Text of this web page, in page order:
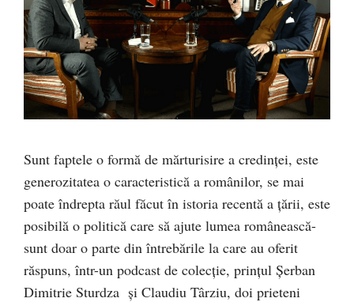
Sunt faptele o formă de mărturisire a credinței, este
generozitatea o caracteristică a românilor, se mai
poate îndrepta răul făcut în istoria recentă a țării, este
posibilă o politică care să ajute lumea românească-
sunt doar o parte din întrebările la care au oferit
răspuns, într-un podcast de colecție, prințul Șerban
Dimitrie Sturdza și Claudiu Târziu, doi prieteni